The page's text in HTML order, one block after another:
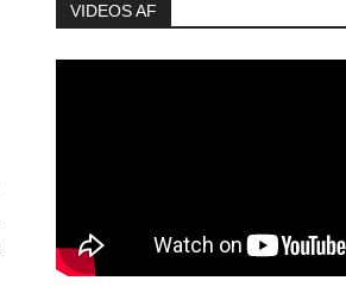
VIDEOS AF